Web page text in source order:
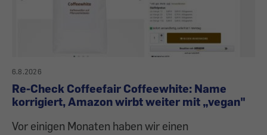
6.8.2026
Re-Check Coffeefair Coffeewhite: Name
korrigiert, Amazon wirbt weiter mit „vegan"
Vor einigen Monaten haben wir einen